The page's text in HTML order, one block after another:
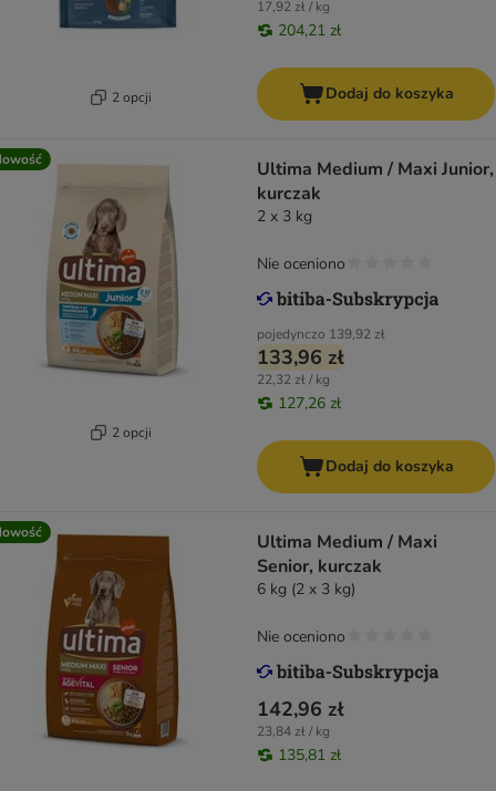
2 opcji
17,92 zł / kg
204,21 zł
Dodaj do koszyka
2 opcji
Ultima Medium / Maxi Junior,
kurczak
2 x 3 kg
pojedynczo 139,92 zł
133,96 zł
22,32 zł / kg
127,26 zł
Nie oceniono
Dodaj do koszyka
Ultima Medium / Maxi
Senior, kurczak
6 kg (2 x 3 kg)
142,96 zł
23,84 zł / kg
135,81 zł
Nie oceniono